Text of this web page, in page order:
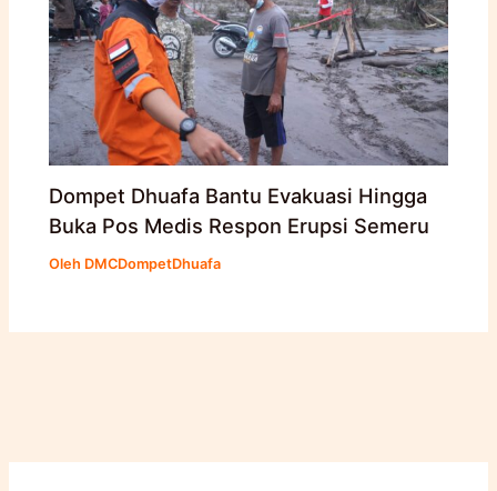
Dompet Dhuafa Bantu Evakuasi Hingga
Buka Pos Medis Respon Erupsi Semeru
Oleh DMCDompetDhuafa